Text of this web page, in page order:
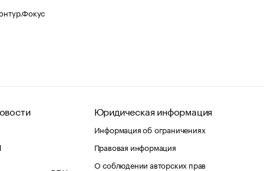
Юридическая информация
Информация об ограничениях
Правовая информация
О соблюдении авторских прав